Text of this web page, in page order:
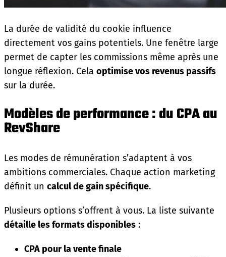
La durée de validité du cookie influence
directement vos gains potentiels. Une fenêtre large
permet de capter les commissions même après une
longue réflexion. Cela optimise vos revenus passifs
sur la durée.
Modèles de performance : du CPA au
RevShare
Les modes de rémunération s’adaptent à vos
ambitions commerciales. Chaque action marketing
définit un calcul de gain spécifique.
Plusieurs options s’offrent à vous. La liste suivante
détaille les formats disponibles :
CPA pour la vente finale